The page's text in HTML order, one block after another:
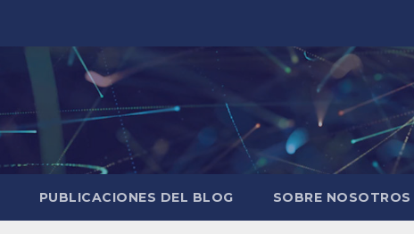
PUBLICACIONES DEL BLOG SOBRE NOSOTROS